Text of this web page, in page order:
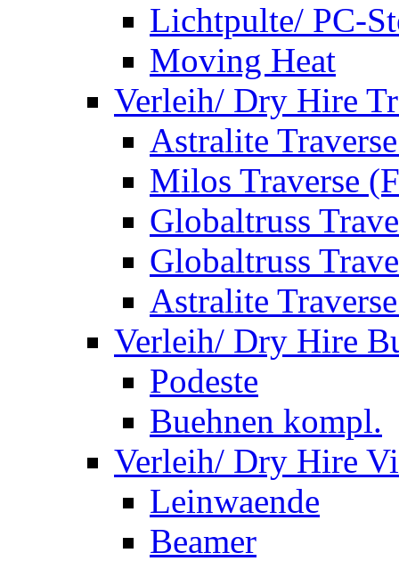
Lichtpulte/ PC-
Moving Heat
Verleih/ Dry Hire
Astralite
Milos Traverse
Globaltruss
Globaltruss
Astralite
Verleih/ Dry Hire
Podeste
Buehnen kompl.
Verleih/ Dry Hire
Leinwaende
Beamer